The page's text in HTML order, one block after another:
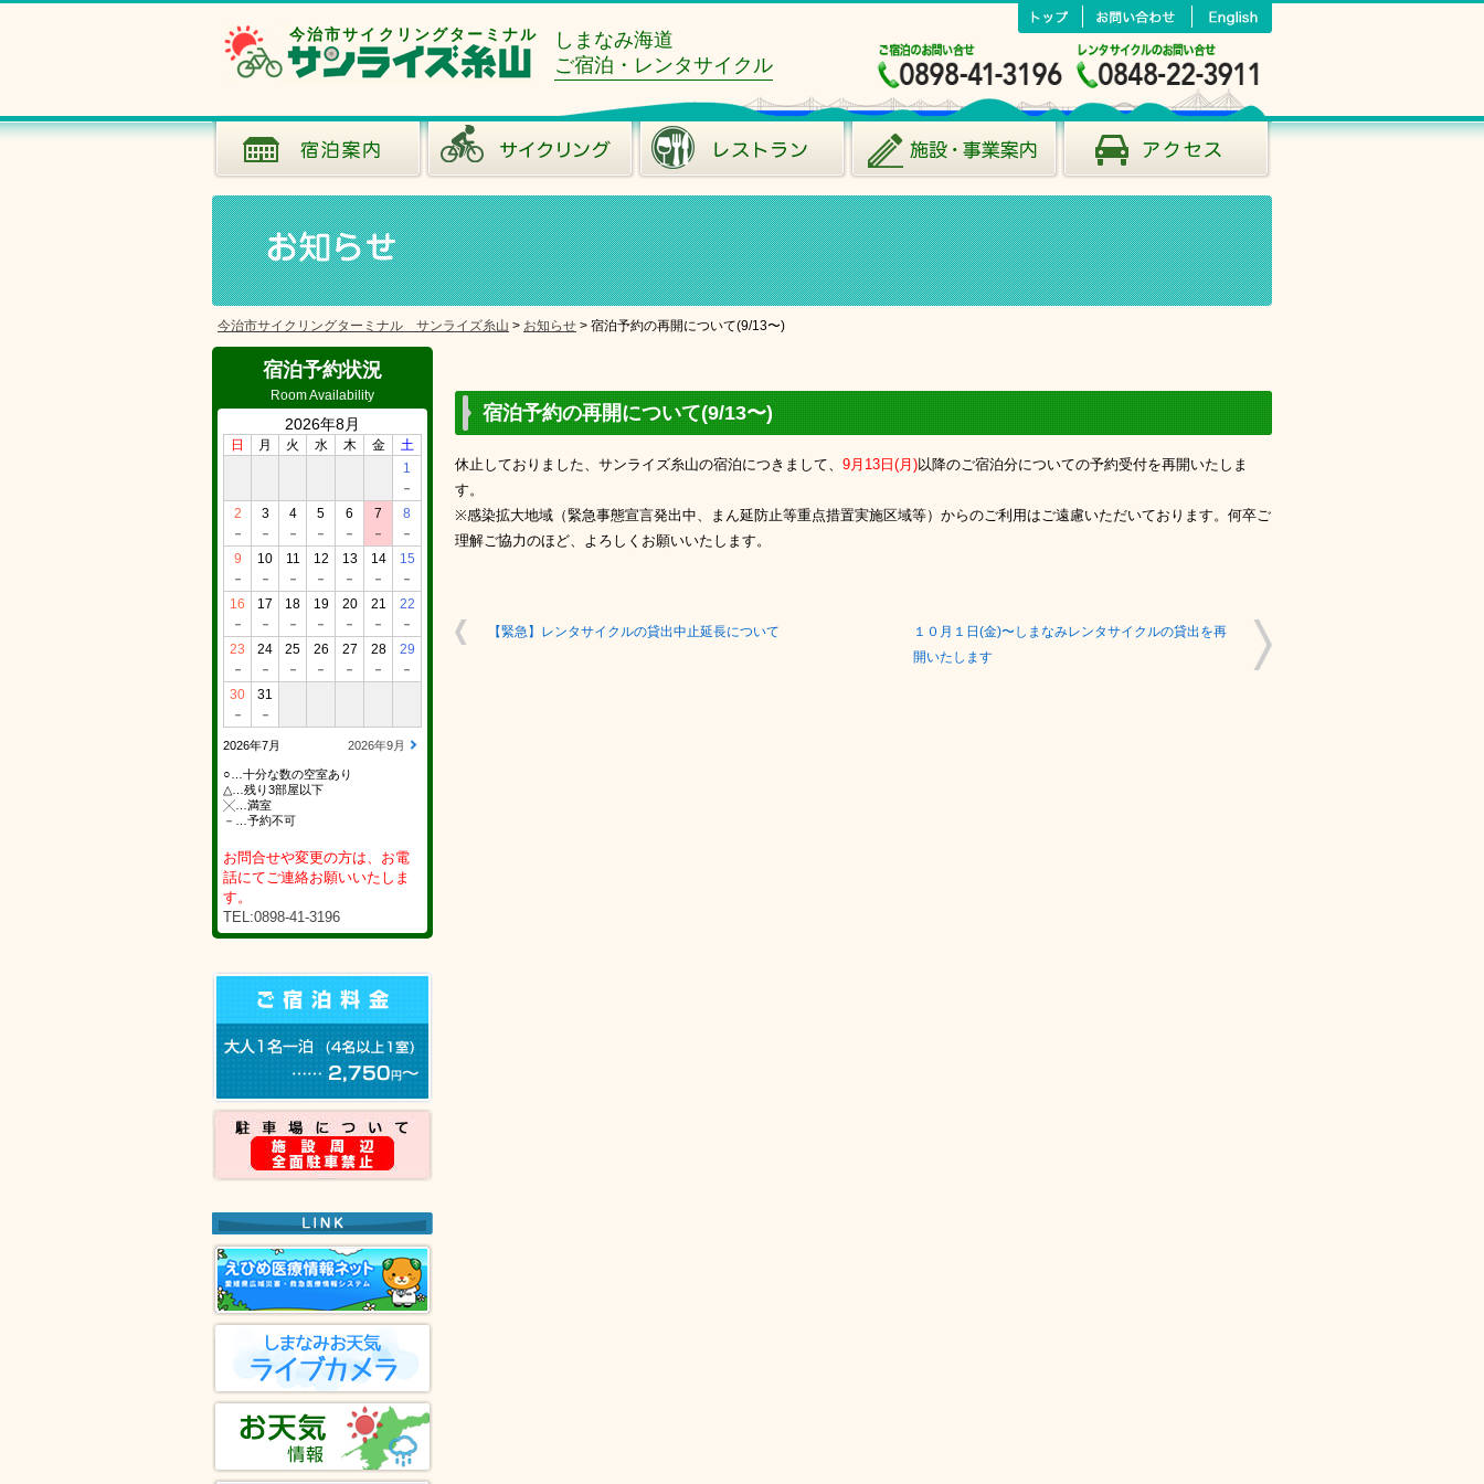
今治市サイクリングターミナル
しまなみ海道
ご宿泊・レンタサイクル
今治市サイクリングターミナル サンライズ糸山 > お知らせ > 宿泊予約の再開について(9/13〜)
宿泊予約状況
Room Availability
2026年8月
日 月 火 水 木 金
土
1
－
2
－
3
－
4
－
5
－
6
－
7
－
8
－
9
－
10
－
11
－
12
－
13
－
14
－
15
－
16
－
17
－
18
－
19
－
20
－
21
－
22
－
23
－
24
－
25
－
26
－
27
－
28
－
29
－
30
－
31
－
2026年7月 2026年9月
○…十分な数の空室あり
△…残り3部屋以下
╳…満室
－…予約不可
お問合せや変更の方は、お電
話にてご連絡お願いいたしま
す。
TEL:0898-41-3196
宿泊予約の再開について(9/13〜)
休止しておりました、サンライズ糸山の宿泊につきまして、 9月13日(月)以降のご宿泊分についての予約受付を再開いたしま
す。
※感染拡大地域（緊急事態宣言発出中、まん延防止等重点措置実施区域等）からのご利用はご遠慮いただいております。何卒ご
理解ご協力のほど、よろしくお願いいたします。
【緊急】レンタサイクルの貸出中止延長について
１０月１日(金)〜しまなみレンタサイクルの貸出を再
開いたします